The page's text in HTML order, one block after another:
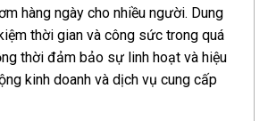
hàng ngày cho nhiều người. Dung
thời gian và công sức trong quá
thời đảm bảo sự linh hoạt và hiệu
kinh doanh và dịch vụ cung cấp